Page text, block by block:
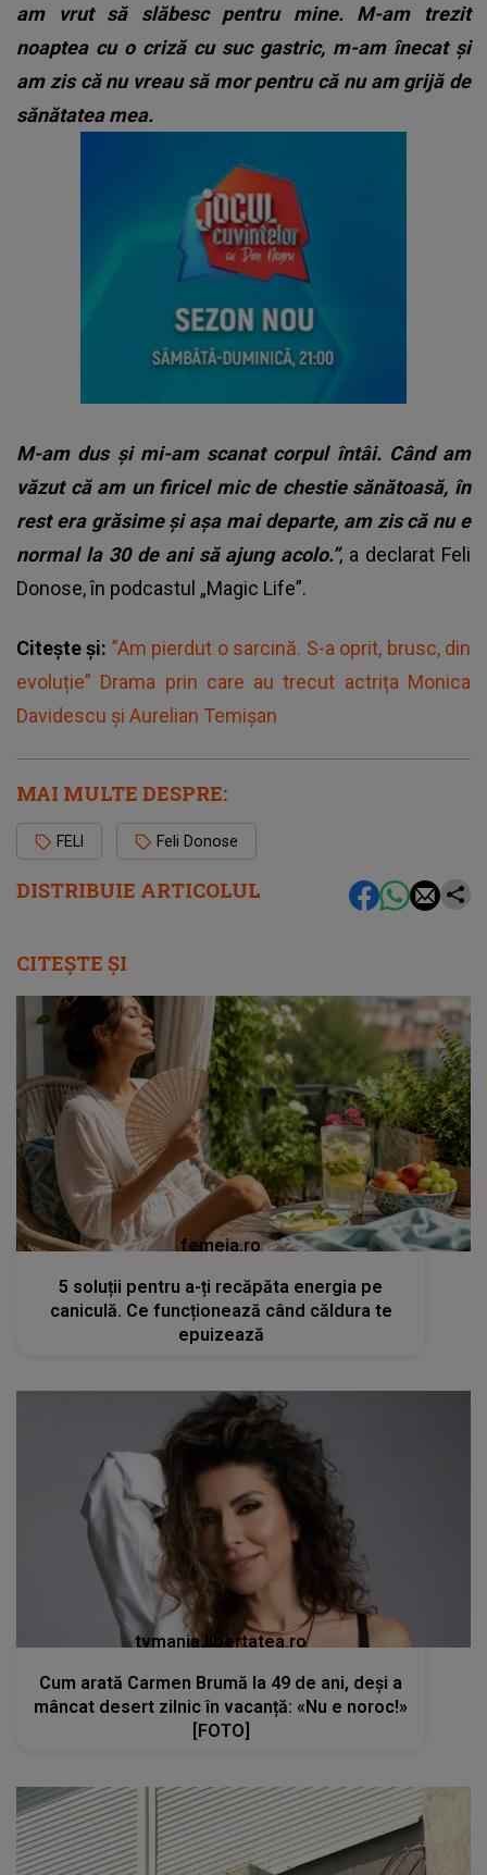
DISTRIBUIE ARTICOLUL
am vrut să slăbesc pentru mine. M-am trezit
noaptea cu o criză cu suc gastric, m-am înecat și
am zis că nu vreau să mor pentru că nu am grijă de
sănătatea mea.
M-am dus și mi-am scanat corpul întâi. Când am
văzut că am un firicel mic de chestie sănătoasă, în
rest era grăsime și așa mai departe, am zis că nu e
normal la 30 de ani să ajung acolo.”, a declarat Feli
Donose, în podcastul „Magic Life”.
Citește și: ”Am pierdut o sarcină. S-a oprit, brusc, din
evoluție” Drama prin care au trecut actrița Monica
Davidescu și Aurelian Temișan
MAI MULTE DESPRE:
FELI Feli Donose
CITEȘTE ȘI
femeia.ro
5 soluții pentru a-ți recăpăta energia pe
caniculă. Ce funcționează când căldura te
epuizează
tvmania.libertatea.ro
Cum arată Carmen Brumă la 49 de ani, deși a
mâncat desert zilnic în vacanță: «Nu e noroc!»
[FOTO]